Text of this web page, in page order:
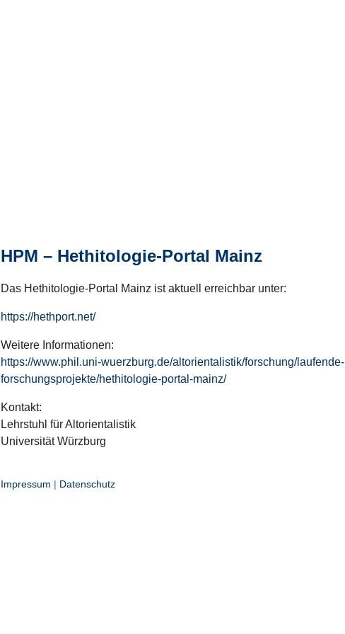
HPM – Hethitologie-Portal Mainz
Das Hethitologie-Portal Mainz ist aktuell erreichbar unter:
https://hethport.net/
Weitere Informationen:
https://www.phil.uni-wuerzburg.de/altorientalistik/forschung/laufende-
forschungsprojekte/hethitologie-portal-mainz/
Kontakt:
Lehrstuhl für Altorientalistik
Universität Würzburg
Impressum | Datenschutz